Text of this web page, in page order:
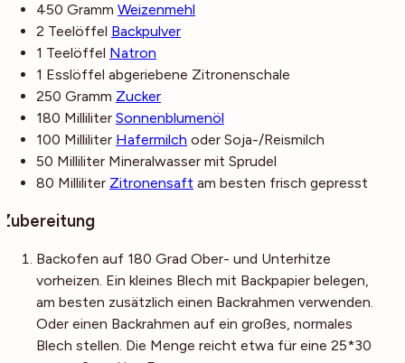
450 Gramm Weizenmehl
2 Teelöffel Backpulver
1 Teelöffel Natron
1 Esslöffel abgeriebene Zitronenschale
250 Gramm Zucker
180 Milliliter Sonnenblumenöl
100 Milliliter Hafermilch oder Soja-/Reismilch
50 Milliliter Mineralwasser mit Sprudel
80 Milliliter Zitronensaft am besten frisch gepresst
Zubereitung
Backofen auf 180 Grad Ober- und Unterhitze
vorheizen. Ein kleines Blech mit Backpapier belegen,
am besten zusätzlich einen Backrahmen verwenden.
Oder einen Backrahmen auf ein großes, normales
Blech stellen. Die Menge reicht etwa für eine 25*30